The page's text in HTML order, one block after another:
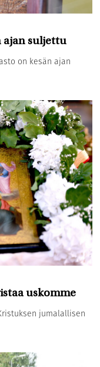
ajan suljettu
on kesän ajan
uskomme
jumalallisen